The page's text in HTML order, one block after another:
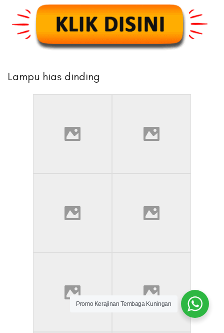
Lampu hias dinding
Promo Kerajinan Tembaga Kuningan